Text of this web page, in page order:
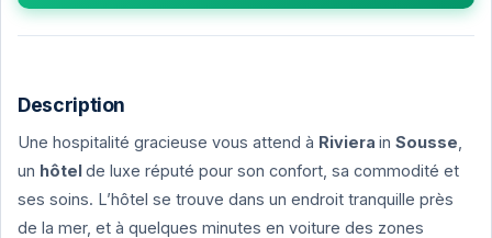
Description
Une hospitalité gracieuse vous attend à Riviera in Sousse
un hôtelde luxe réputé pour son confort, sa commodité et
ses soins. L’hôtel se trouve dans un endroit tranquille près
de la mer, et à quelques minutes en voiture des zones